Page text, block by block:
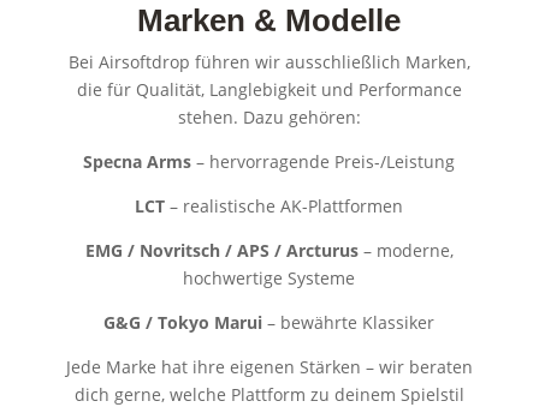
Marken & Modelle
Bei Airsoftdrop führen wir ausschließlich Marken,
die für Qualität, Langlebigkeit und Performance
stehen. Dazu gehören:
Specna Arms – hervorragende Preis-/Leistung
LCT – realistische AK-Plattformen
EMG / Novritsch / APS / Arcturus– moderne,
hochwertige Systeme
G&G / Tokyo Marui – bewährte Klassiker
Jede Marke hat ihre eigenen Stärken – wir beraten
dich gerne, welche Plattform zu deinem Spielstil